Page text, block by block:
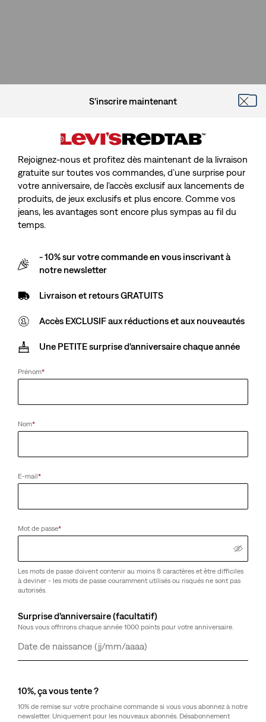
S'inscrire maintenant
Rejoignez-nous et profitez dès maintenant de la livraison
gratuite sur toutes vos commandes, d’une surprise pour
votre anniversaire, de l’accès exclusif aux lancements de
produits, de jeux exclusifs et plus encore. Comme vos
jeans, les avantages sont encore plus sympas au fil du
temps.
- 10% sur votre commande en vous inscrivant à
notre newsletter
Livraison et retours GRATUITS
Accès EXCLUSIF aux réductions et aux nouveautés
Une PETITE surprise d'anniversaire chaque année
Prénom*
Nom*
E-mail*
Mot de passe*
Les mots de passe doivent contenir au moins 8 caractères et être difficiles
à deviner - les mots de passe couramment utilisés ou risqués ne sont pas
autorisés.
Surprise d’anniversaire (facultatif)
Nous vous offrirons chaque année 1000 points pour votre anniversaire.
Jour
Mois
Année
10%, ça vous tente ?
10% de remise sur votre prochaine commande si vous vous abonnez à notre
newsletter. Uniquement pour les nouveaux abonnés. Désabonnement